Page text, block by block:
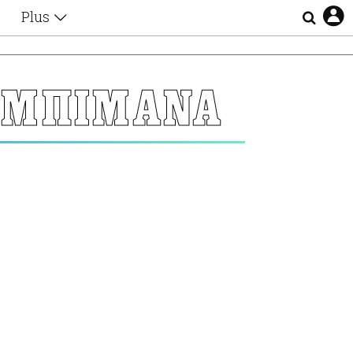
Plus
Αφιερώματα
Ζώδια